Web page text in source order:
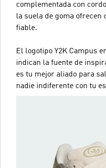
complementada con
la suela de goma ofrecen
fiable.
El logotipo Y2K Campus
indican la fuente de
es tu mejor aliado para
nadie indiferente con tu